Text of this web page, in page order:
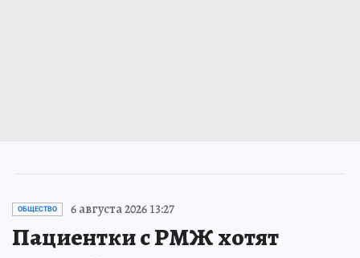
ОБЩЕСТВО 6 августа 2026 13:27
Пациентки с РМЖ хотят